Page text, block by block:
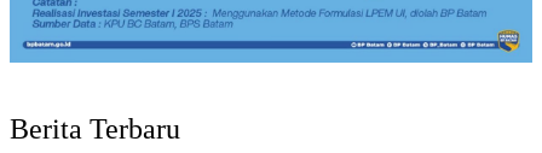
Berita Terbaru